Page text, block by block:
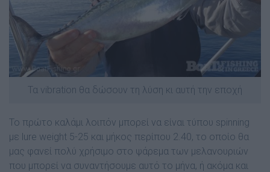
Τα vibration θα δώσουν τη λύση κι αυτή την εποχή
Το πρώτο καλάµι λοιπόν µπορεί να είναι τύπου spinning
µε lure weight 5-25 και µήκος περίπου 2.40, το οποίο θα
µας φανεί πολύ χρήσιµο στο ψάρεμα των µελανουριών
που µπορεί να συναντήσουµε αυτό το µήνα, ή ακόµα και